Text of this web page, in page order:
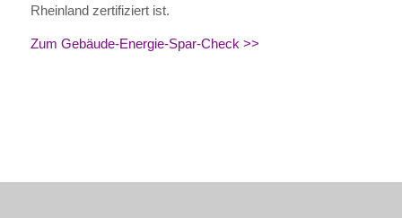
Rheinland zertifiziert ist.
Zum Gebäude-Energie-Spar-Check >>